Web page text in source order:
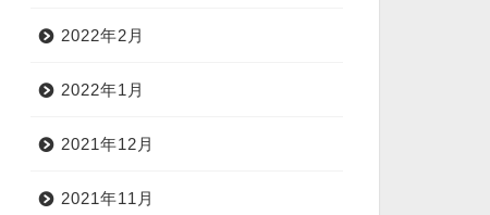
2022年2月
2022年1月
2021年12月
2021年11月